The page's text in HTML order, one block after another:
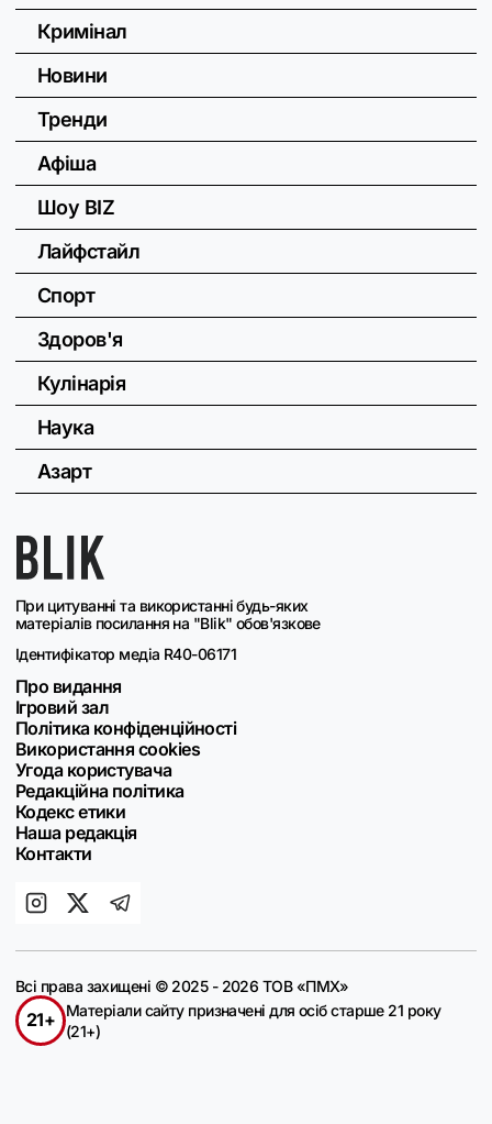
При цитуванні та використанні будь-яких
матеріалів посилання на "Blik" обов'язкове
Ідентифікатор медіа R40-06171
Про видання
Ігровий зал
Політика конфіденційності
Використання cookies
Угода користувача
Редакційна політика
Кодекс етики
Наша редакція
Контакти
Кримінал
Новини
Тренди
Афіша
Шоу BIZ
Лайфстайл
Спорт
Здоров'я
Кулінарія
Наука
Азарт
Всі права захищені © 2025 - 2026 ТОВ «ПМХ»
21+
Матеріали сайту призначені для осіб старше 21 року
(21+)